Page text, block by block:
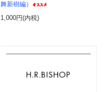
舞新樹編）
1,000円(内税)